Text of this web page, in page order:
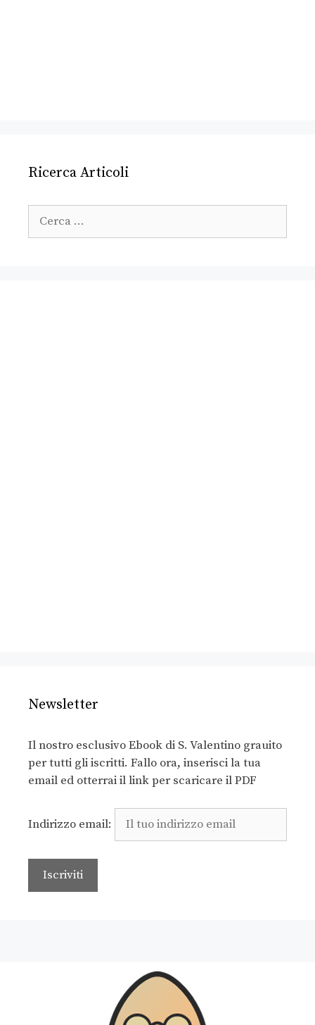
Ricerca Articoli
Newsletter
Il nostro esclusivo Ebook di S. Valentino grauito
per tutti gli iscritti. Fallo ora, inserisci la tua
email ed otterrai il link per scaricare il PDF
Indirizzo email: